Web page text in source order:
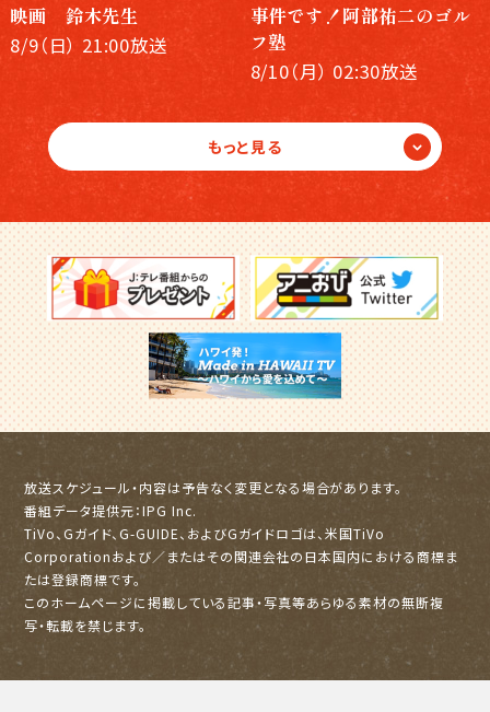
映画 鈴木先生
8/9（日） 21:00放送
事件です！阿部祐二のゴル
フ塾
8/10（月） 02:30放送
もっと見る
放送スケジュール・内容は予告なく変更となる場合があります。
番組データ提供元：IPG Inc.
TiVo、Gガイド、G-GUIDE、およびGガイドロゴは、米国TiVo
Corporationおよび／またはその関連会社の日本国内における商標ま
たは登録商標です。
このホームページに掲載している記事・写真等あらゆる素材の無断複
写・転載を禁じます。